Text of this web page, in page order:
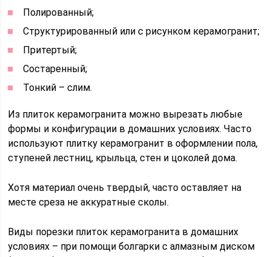
Полированный;
Структурированный или с рисунком керамогранит;
Притертый;
Состаренный;
Тонкий – слим.
Из плиток керамогранита можно вырезать любые
формы и конфигурации в домашних условиях. Часто
используют плитку керамогранит в оформлении пола,
ступеней лестниц, крыльца, стен и цоколей дома.
Хотя материал очень твердый, часто оставляет на
месте среза не аккуратные сколы.
Виды порезки плиток керамогранита в домашних
условиях – при помощи болгарки с алмазным диском